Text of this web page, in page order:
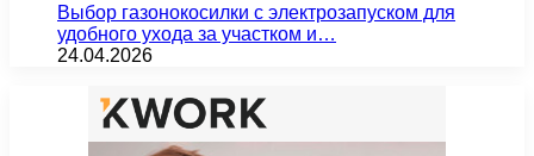
Выбор газонокосилки с электрозапуском для
удобного ухода за участком и…
24.04.2026